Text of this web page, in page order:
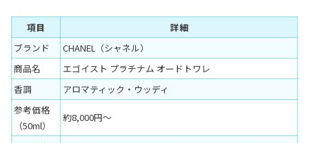
項目
詳細
ブランド
CHANEL（シャネル）
商品名
エゴイスト プラチナム オードトワレ
香調
アロマティック・ウッディ
参考価格
（50ml）
約8,000円〜